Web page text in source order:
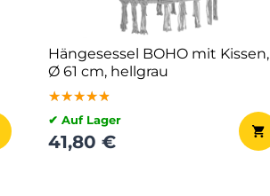
Hängesessel BOHO mit Kissen,
Ø 61 cm, hellgrau
★★★★★
★★★★★
★★★★★
✔ Auf Lager
41,80 €